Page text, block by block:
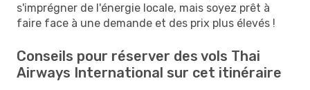
s'imprégner de l'énergie locale, mais soyez prêt à
faire face à une demande et des prix plus élevés !
Conseils pour réserver des vols Thai
Airways International sur cet itinéraire